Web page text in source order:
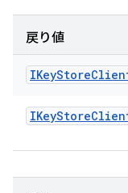
戻り値
IKeyStore
IKeyStore